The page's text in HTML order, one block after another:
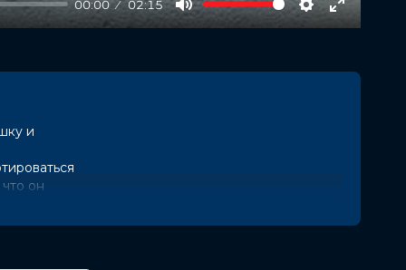
00:00 02:15
Mute Settings
Enter
и
он
чтобы